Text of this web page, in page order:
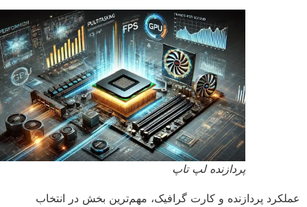
پردازنده لپ تاپ
پردازنده و کارت گرافیک، مهم‌ترین بخش در انتخاب